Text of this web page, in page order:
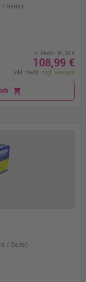
/ Seite)
o. MwSt. 91,59 €
108,99 €
inkl. MwSt. zzgl. Versand
shopping_cart
/ Seite)